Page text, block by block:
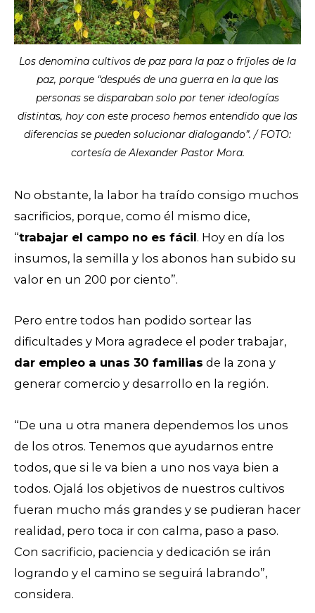
Los denomina cultivos de paz para la paz o fríjoles de la
paz, porque “después de una guerra en la que las
personas se disparaban solo por tener ideologías
distintas, hoy con este proceso hemos entendido que las
diferencias se pueden solucionar dialogando”. / FOTO:
cortesía de Alexander Pastor Mora.
No obstante, la labor ha traído consigo muchos
sacrificios, porque, como él mismo dice,
“trabajar el campo no es fácil. Hoy en día los
insumos, la semilla y los abonos han subido su
valor en un 200 por ciento”.
Pero entre todos han podido sortear las
dificultades y Mora agradece el poder trabajar,
dar empleo a unas 30 familias de la zona y
generar comercio y desarrollo en la región.
“De una u otra manera dependemos los unos
de los otros. Tenemos que ayudarnos entre
todos, que si le va bien a uno nos vaya bien a
todos. Ojalá los objetivos de nuestros cultivos
fueran mucho más grandes y se pudieran hacer
realidad, pero toca ir con calma, paso a paso.
Con sacrificio, paciencia y dedicación se irán
logrando y el camino se seguirá labrando”,
considera.